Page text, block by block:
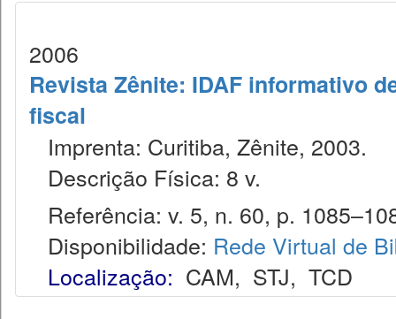
2006
Revista Zênite: IDAF informativo
fiscal
Imprenta: Curitiba, Zênite, 2003.
Descrição Física: 8 v.
Referência: v. 5, n. 60, p.
Disponibilidade: Rede Virtual de
Localização: CAM, STJ, TCD